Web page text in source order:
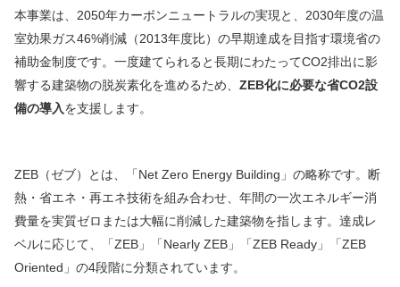
本事業は、2050年カーボンニュートラルの実現と、2030年度の温
室効果ガス46%削減（2013年度比）の早期達成を目指す環境省の
補助金制度です。一度建てられると長期にわたってCO2排出に影
響する建築物の脱炭素化を進めるため、 ZEB化に必要な省CO2設
備の導入を支援します。
ZEB（ゼブ）とは、「Net Zero Energy Building」の略称です。断
熱・省エネ・再エネ技術を組み合わせ、年間の一次エネルギー消
費量を実質ゼロまたは大幅に削減した建築物を指します。達成レ
ベルに応じて、「ZEB」「Nearly ZEB」「ZEB Ready」「ZEB
Oriented」の4段階に分類されています。